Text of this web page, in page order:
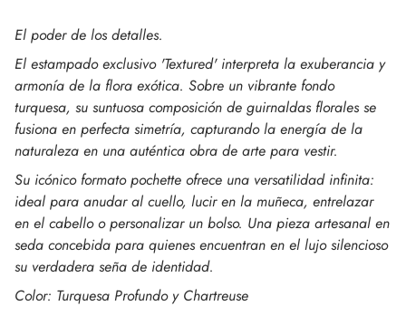
El poder de los detalles.
El estampado exclusivo 'Textured' interpreta la exuberancia y
armonía de la flora exótica. Sobre un vibrante fondo
turquesa, su suntuosa composición de guirnaldas florales se
fusiona en perfecta simetría, capturando la energía de la
naturaleza en una auténtica obra de arte para vestir.
Su icónico formato pochette ofrece una versatilidad infinita:
ideal para anudar al cuello, lucir en la muñeca, entrelazar
en el cabello o personalizar un bolso. Una pieza artesanal en
seda concebida para quienes encuentran en el lujo silencioso
su verdadera seña de identidad.
Color: Turquesa Profundo y Chartreuse